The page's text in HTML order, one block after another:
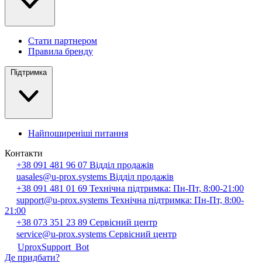
Стати партнером
Правила бренду
Підтримка
Найпоширеніші питання
Контакти
+38 091 481 96 07 Відділ продажів
uasales@u-prox.systems Відділ продажів
+38 091 481 01 69 Технічна підтримка: Пн-Пт, 8:00-21:00
support@u-prox.systems Технічна підтримка: Пн-Пт, 8:00-
21:00
+38 073 351 23 89 Сервісний центр
service@u-prox.systems Сервісний центр
UproxSupport_Bot
Де придбати?